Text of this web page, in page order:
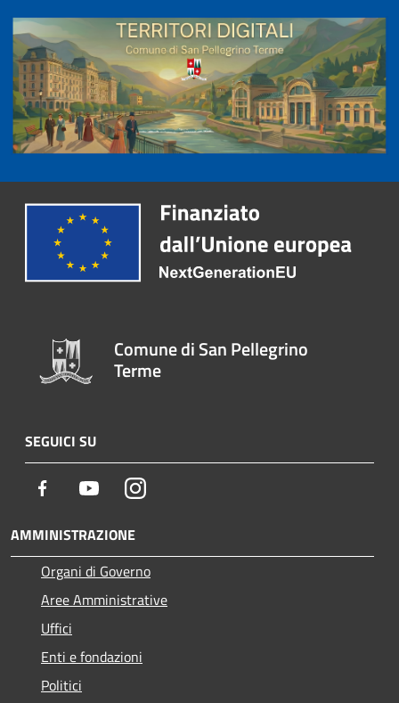
Comune di San Pellegrino
Terme
SEGUICI SU
Facebook YoutubeInstagram
AMMINISTRAZIONE
Organi di Governo
Aree Amministrative
Uffici
Enti e fondazioni
Politici